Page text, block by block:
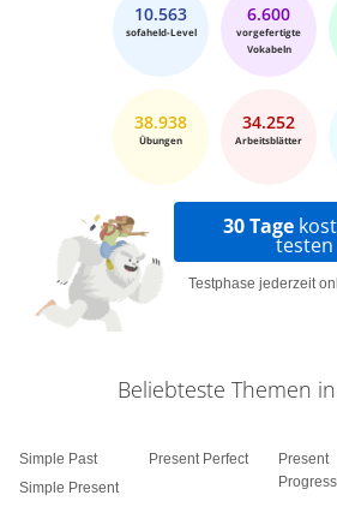
10.563
sofaheld-Level
6.600
vorgefertigte
Vokabeln
38.938
Übungen
34.252
Arbeitsblätter
30 Tage
testen
Testphase jederzeit
Beliebteste Themen
Simple Past
Simple Present
Present Perfect
Present